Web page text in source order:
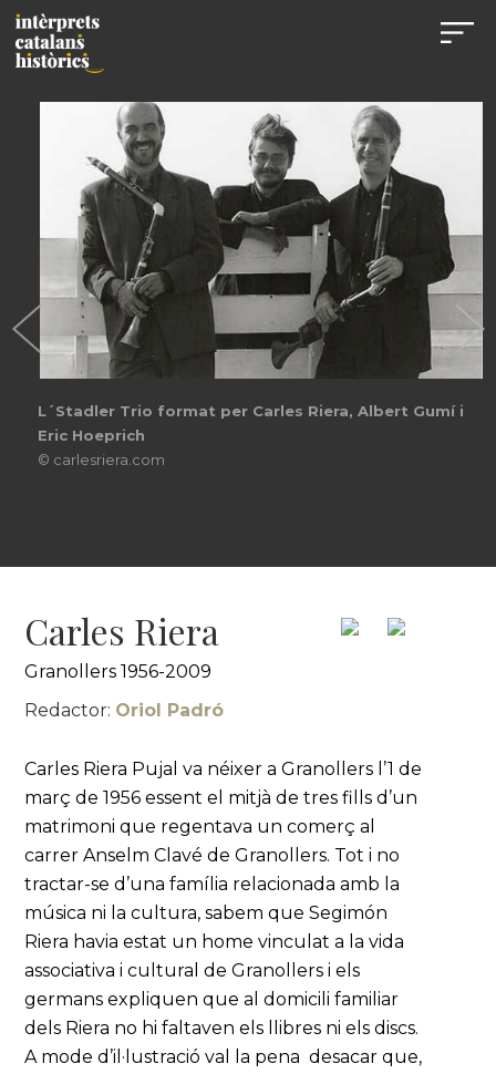
L´Stadler Trio format per Carles Riera, Albert Gumí i
Eric Hoeprich
© carlesriera.com
Carles Riera
Granollers 1956-2009
Redactor: Oriol Padró
Carles Riera Pujal va néixer a Granollers l’1 de
març de 1956 essent el mitjà de tres fills d’un
matrimoni que regentava un comerç al
carrer Anselm Clavé de Granollers. Tot i no
tractar-se d’una família relacionada amb la
música ni la cultura, sabem que Segimón
Riera havia estat un home vinculat a la vida
associativa i cultural de Granollers i els
germans expliquen que al domicili familiar
dels Riera no hi faltaven els llibres ni els discs.
A mode d’il·lustració val la pena desacar que,